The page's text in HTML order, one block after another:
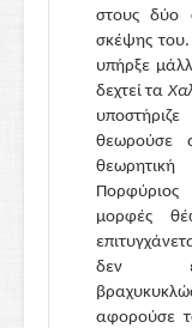
στους δύο
σκέψης
υπήρξε
δεχτεί τα
θεωρούσε
Πορφύριος
μορφές
δεν
αφορούσε